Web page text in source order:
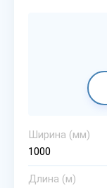
Ширина (мм)
1000
Длина (м)